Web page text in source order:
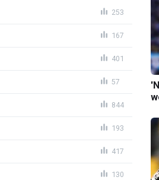
253
167
401
57
844
193
417
130